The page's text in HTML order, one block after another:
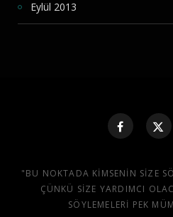
Eylül 2013
"BU NOKTADA KIMSENIN SIZE
ÇÜNKÜ SIZE YARDIMCI
SÖYLEMELERI PEK